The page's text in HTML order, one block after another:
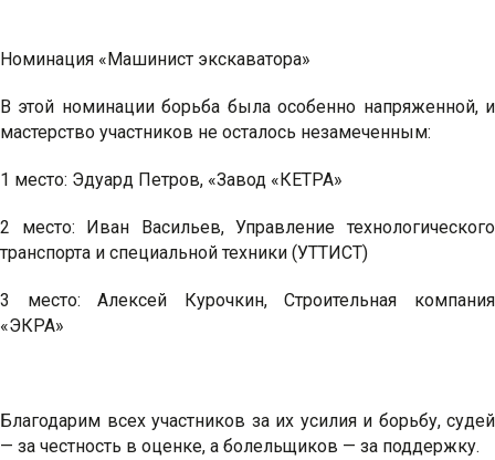
Номинация «Машинист экскаватора»
В этой номинации борьба была особенно напряженной, и
мастерство участников не осталось незамеченным:
1 место: Эдуард Петров, «Завод «КЕТРА»
2 место: Иван Васильев, Управление технологического
транспорта и специальной техники (УТТИСТ)
3 место: Алексей Курочкин, Строительная компания
«ЭКРА»
Благодарим всех участников за их усилия и борьбу, судей
— за честность в оценке, а болельщиков — за поддержку.